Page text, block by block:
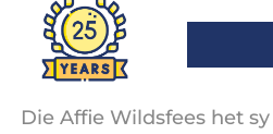
Die Affie Wildsfees het sy